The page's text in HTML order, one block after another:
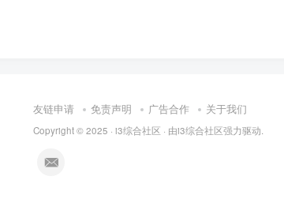
友链申请 免责声明 广告合作 关于我们
Copyright © 2025 · i3综合社区 · 由i3综合社区强力驱动.